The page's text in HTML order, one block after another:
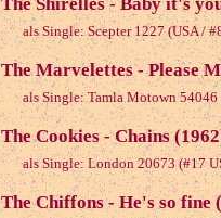
als Single: Scepter 1227 (USA /
The Marvelettes - Please
als Single: Tamla Motown 54046
The Cookies - Chains
als Single: London 20673 (#17
The Chiffons - He's so fine